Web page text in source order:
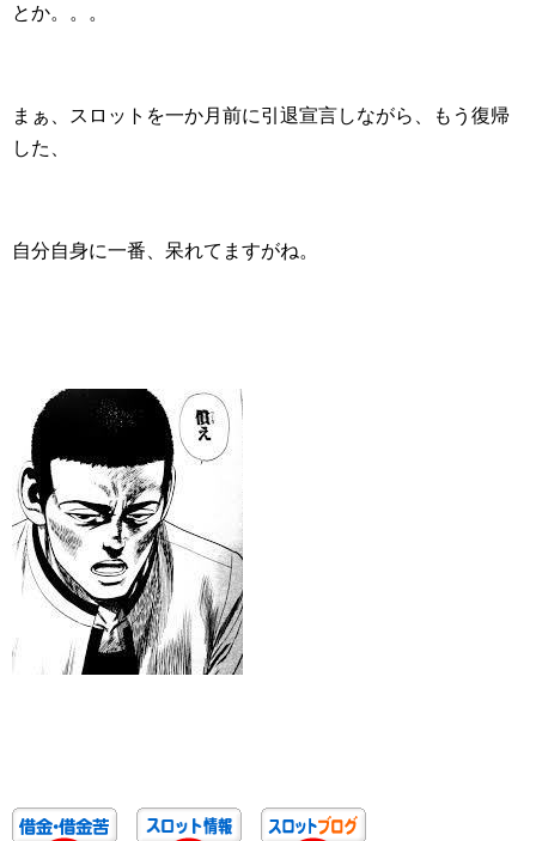
とか。。。
まぁ、スロットを一か月前に引退宣言しながら、もう復帰
した、
自分自身に一番、呆れてますがね。